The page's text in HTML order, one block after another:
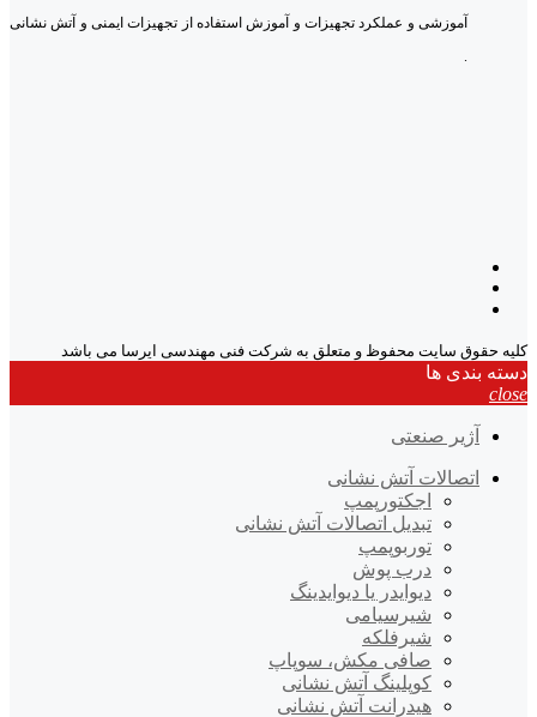
آموزشی و عملکرد تجهیزات و آموزش استفاده از تجهیزات ایمنی و آتش نشانی
کلیه حقوق سایت محفوظ و متعلق به شرکت فنی مهندسی ایرسا می باشد
دسته بندی ها
close
آژیر صنعتی
اتصالات آتش نشانی
اجکتورپمپ
تبدیل اتصالات آتش نشانی
توربوپمپ
درب پوش
دیوایدر یا دیوایدینگ
شیرسیامی
شیرفلکه
صافی مکش، سوپاپ
کوپلینگ آتش نشانی
هیدرانت آتش نشانی